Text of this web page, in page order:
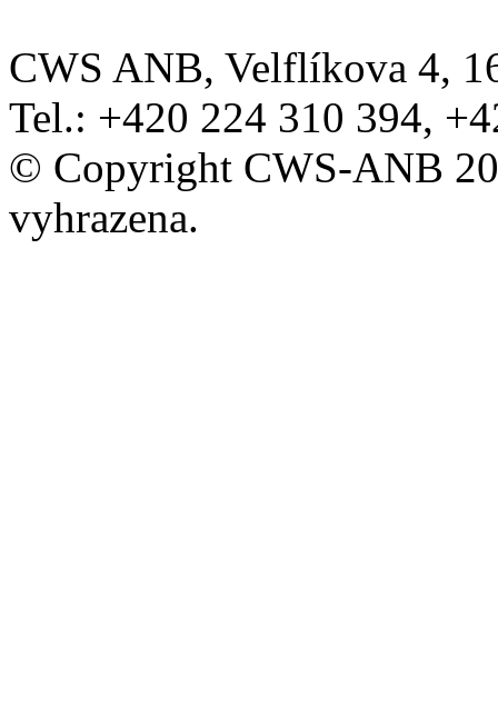
CWS ANB, Velflíkova 4,
Tel.: +420 224 310 394,
© Copyright CWS-ANB
vyhrazena.